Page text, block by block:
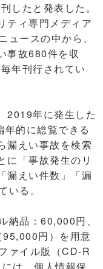
したと発表した。
ティ専門メディア
ースの中から、
事故680件を収
年刊行されてい
2019年に発生した
的に総覧できる
漏えい事故を検索
に「事故発生のリ
漏えい件数」「漏
いる。
納品：60,000円、
円）を用意
ァイル版（CD-R